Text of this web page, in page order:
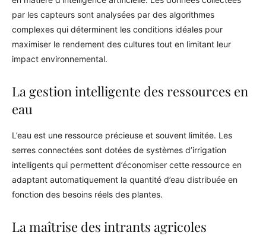
par les capteurs sont analysées par des algorithmes
complexes qui déterminent les conditions idéales pour
maximiser le rendement des cultures tout en limitant leur
impact environnemental.
La gestion intelligente des ressources en
eau
L’eau est une ressource précieuse et souvent limitée. Les
serres connectées sont dotées de systèmes d’irrigation
intelligents qui permettent d’économiser cette ressource en
adaptant automatiquement la quantité d’eau distribuée en
fonction des besoins réels des plantes.
La maîtrise des intrants agricoles